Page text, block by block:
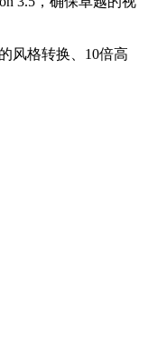
风格转换、10倍高